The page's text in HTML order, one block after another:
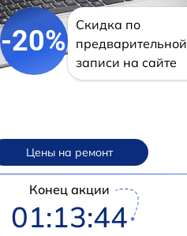
-20%
Скидка по
предварительной
записи на сайте
Цены на ремонт
Конец акции
01:13:43